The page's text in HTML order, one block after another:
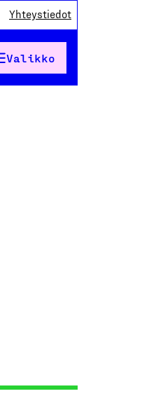
Yhteystiedot
Valikko